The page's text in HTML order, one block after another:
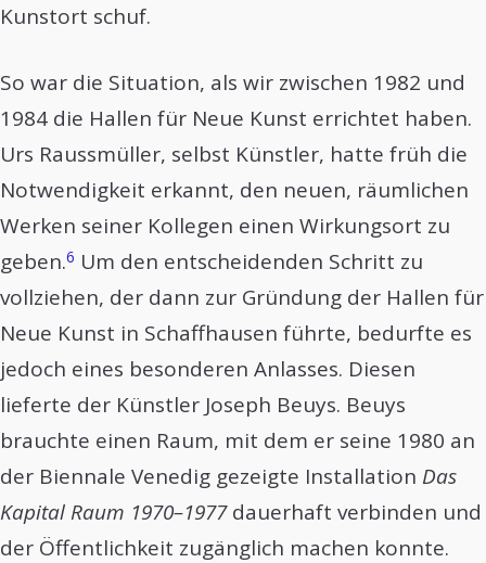
Kunstort schuf.
So war die Situation, als wir zwischen 1982 und
1984 die Hallen für Neue Kunst errichtet haben.
Urs Raussmüller, selbst Künstler, hatte früh die
Notwendigkeit erkannt, den neuen, räumlichen
Werken seiner Kollegen einen Wirkungsort zu
geben.6 Um den entscheidenden Schritt zu
vollziehen, der dann zur Gründung der Hallen für
Neue Kunst in Schaffhausen führte, bedurfte es
jedoch eines besonderen Anlasses. Diesen
lieferte der Künstler Joseph Beuys. Beuys
brauchte einen Raum, mit dem er seine 1980 an
der Biennale Venedig gezeigte Installation Das
Kapital Raum 1970–1977dauerhaft verbinden und
der Öffentlichkeit zugänglich machen konnte.